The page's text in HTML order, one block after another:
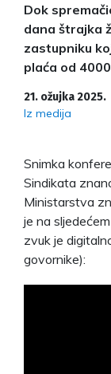
Dok
dana štrajka
zastupniku
plaća od
21. ožujka 2025.
Iz medija
Snimka
Sindikata
Ministarstva
je na
zvuk je
govornike):